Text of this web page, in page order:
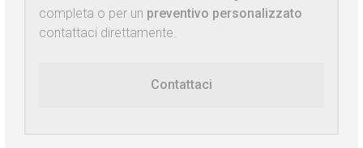
completa o per un preventivo personalizzato
contattaci direttamente.
Contattaci